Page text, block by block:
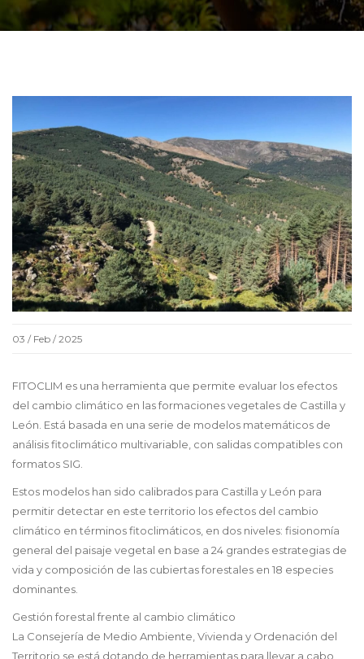
03 / Feb / 2025
FITOCLIM es una herramienta que permite evaluar los efectos
del cambio climático en las formaciones vegetales de Castilla y
León. Está basada en una serie de modelos matemáticos de
análisis fitoclimático multivariable, con salidas compatibles con
formatos SIG.
Estos modelos han sido calibrados para Castilla y León para
permitir detectar en este territorio los efectos del cambio
climático en términos fitoclimáticos, en dos niveles: fisionomía
general del paisaje vegetal en base a 24 grandes estrategias de
vida y composición de las cubiertas forestales en 18 especies
dominantes.
Gestión forestal frente al cambio climático
La Consejería de Medio Ambiente, Vivienda y Ordenación del
Territorio se está dotando de herramientas para llevar a cabo